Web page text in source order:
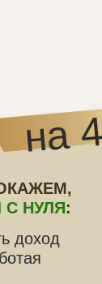
доход
НУЛЯ:
на